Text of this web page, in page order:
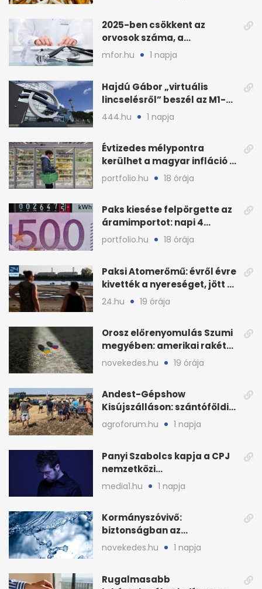
2025-ben csökkent az
orvosok száma, a
háziorvosokra még több
mfor.hu 1 napja
Hajdú Gábor „virtuális
lincselésről” beszél az M1-
ből kirúgása után
444.hu 1 napja
Évtizedes mélypontra
kerülhet a magyar infláció a
KSH új adata szerint
portfolio.hu 18 órája
Paks kiesése felpörgette az
áramimportot: napi 4
milliárd forintos számla
portfolio.hu 18 órája
Paksi Atomerőmű: évről évre
kivették a nyereséget, jött a
baj
24.hu 19 órája
Orosz előrenyomulás Szumi
megyében: amerikai rakéták
is zsákmányként
novekedes.hu 19 órája
Andest-Gépshow
Kisújszálláson: szántóföldi
bemutató 2026. augusztus
12-én
agroforum.hu 1 napja
Panyi Szabolcs kapja a CPJ
nemzetközi
sajtószabadság-díját
media1.hu 1 napja
Kormányszóvivő:
biztonságban az
ivóvízkészlet, nincs
stratégiai vízhiány
novekedes.hu 1 napja
Rugalmasabb